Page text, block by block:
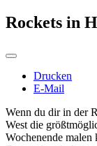
Rockets in
Drucken
E-Mail
Wenn du dir in der
West die
Wochenende malen